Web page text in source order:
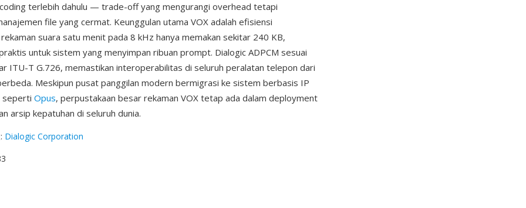
terlebih dahulu — trade-off yang mengurangi overhead tetapi
file yang cermat. Keunggulan utama VOX adalah efisiensi
suara satu menit pada 8 kHz hanya memakan sekitar 240 KB,
untuk sistem yang menyimpan ribuan prompt. Dialogic ADPCM sesuai
ITU-T G.726, memastikan interoperabilitas di seluruh peralatan telepon dari
Meskipun pusat panggilan modern bermigrasi ke sistem berbasis IP
seperti Opus, perpustakaan besar rekaman VOX tetap ada dalam deployment
arsip kepatuhan di seluruh dunia.
: Dialogic Corporation